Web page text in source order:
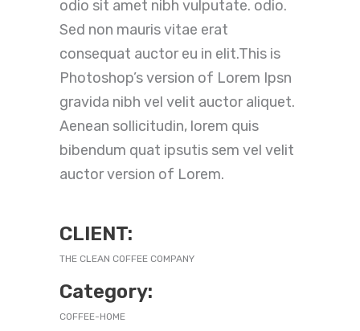
odio sit amet nibh vulputate. odio.
Sed non mauris vitae erat
consequat auctor eu in elit.This is
Photoshop’s version of Lorem Ipsn
gravida nibh vel velit auctor aliquet.
Aenean sollicitudin, lorem quis
bibendum quat ipsutis sem vel velit
auctor version of Lorem.
CLIENT:
THE CLEAN COFFEE COMPANY
Category:
COFFEE-HOME